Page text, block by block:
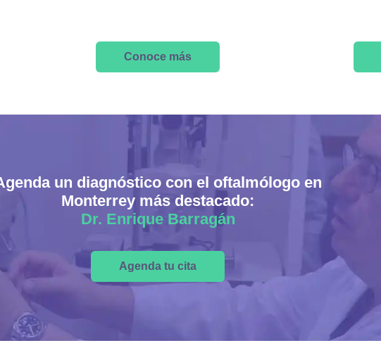
Conoce más
un diagnóstico con el oftalmólogo en
Monterrey más destacado:
Dr. Enrique Barragán
Agenda tu cita